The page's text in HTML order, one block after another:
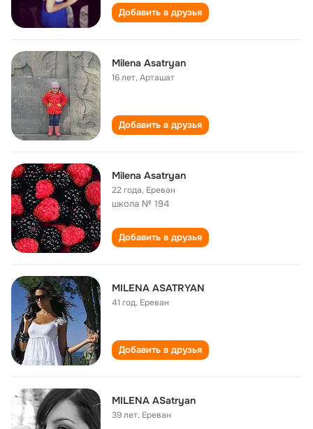
Добавить в друзья
Milena Asatryan
16 лет,Арташат
Добавить в друзья
Milena Asatryan
22 года, Ереван
школа № 194
Добавить в друзья
MILENA ASATRYAN
41 год, Ереван
Добавить в друзья
MILENA ASatryan
39 лет, Ереван